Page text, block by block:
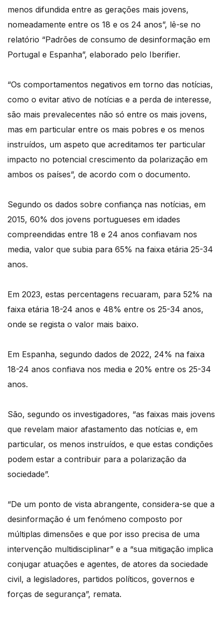
menos difundida entre as gerações mais jovens,
nomeadamente entre os 18 e os 24 anos”, lê-se no
relatório “Padrões de consumo de desinformação em
Portugal e Espanha”, elaborado pelo Iberifier.
“Os comportamentos negativos em torno das notícias,
como o evitar ativo de notícias e a perda de interesse,
são mais prevalecentes não só entre os mais jovens,
mas em particular entre os mais pobres e os menos
instruídos, um aspeto que acreditamos ter particular
impacto no potencial crescimento da polarização em
ambos os países”, de acordo com o documento.
Segundo os dados sobre confiança nas notícias, em
2015, 60% dos jovens portugueses em idades
compreendidas entre 18 e 24 anos confiavam nos
media, valor que subia para 65% na faixa etária 25-34
anos.
Em 2023, estas percentagens recuaram, para 52% na
faixa etária 18-24 anos e 48% entre os 25-34 anos,
onde se regista o valor mais baixo.
Em Espanha, segundo dados de 2022, 24% na faixa
18-24 anos confiava nos media e 20% entre os 25-34
anos.
São, segundo os investigadores, “as faixas mais jovens
que revelam maior afastamento das notícias e, em
particular, os menos instruídos, e que estas condições
podem estar a contribuir para a polarização da
sociedade”.
“De um ponto de vista abrangente, considera-se que a
desinformação é um fenómeno composto por
múltiplas dimensões e que por isso precisa de uma
intervenção multidisciplinar” e a “sua mitigação implica
conjugar atuações e agentes, de atores da sociedade
civil, a legisladores, partidos políticos, governos e
forças de segurança”, remata.